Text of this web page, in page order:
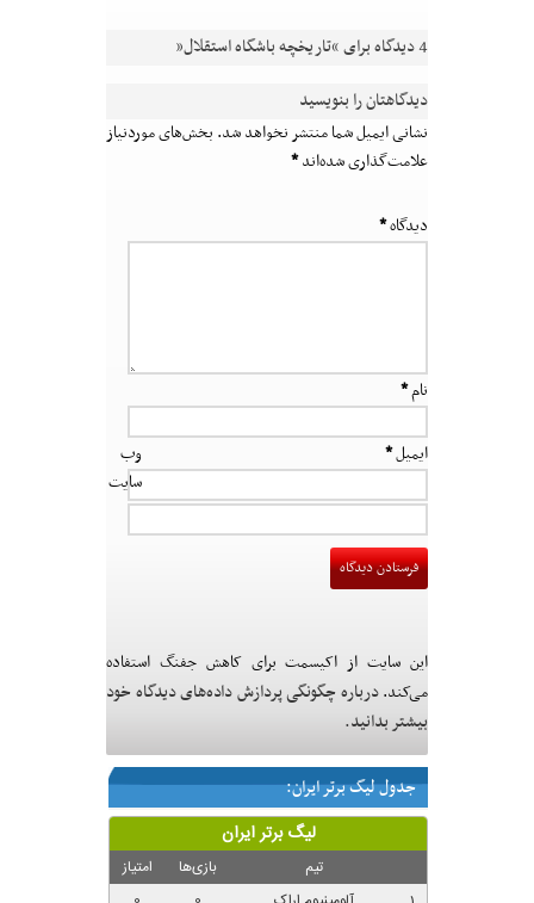
4 دیدگاه برای “ تاریخچه باشگاه استقلال”
دیدگاهتان را بنویسید
نشانی ایمیل شما منتشر نخواهد شد. بخش‌های موردنیاز
علامت‌گذاری شده‌اند*
دیدگاه*
نام*
ایمیل*
وب‌
سایت
این سایت از اکیسمت برای کاهش جفنگ استفاده
می‌کند.درباره چگونگی پردازش داده‌های دیدگاه خود
بیشتر بدانید.
جدول لیگ برتر ایران: